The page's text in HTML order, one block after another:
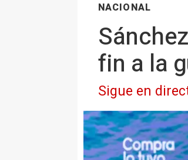
NACIONAL
fin a la
Sigue en